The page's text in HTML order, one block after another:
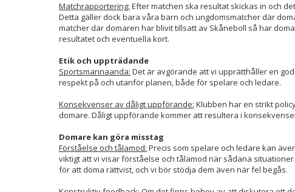
Matchrapportering: Efter matchen ska resultat skickas in och
Detta gäller dock bara våra barn och ungdomsmatcher där
matcher där domaren har blivit tillsatt av Skåneboll så har
resultatet och eventuella kort.
Etik och uppträdande
Sportsmannaanda: Det är avgörande att vi upprätthåller en
respekt på och utanför planen, både för spelare och ledare.
Konsekvenser av dåligt uppförande: Klubben har en strikt
domare. Dåligt uppförande kommer att resultera i
Domare kan göra misstag
Förståelse och tålamod: Precis som spelare och ledare kan
viktigt att vi visar förståelse och tålamod när sådana
för att döma rättvist, och vi bör stödja dem även när fel begås.